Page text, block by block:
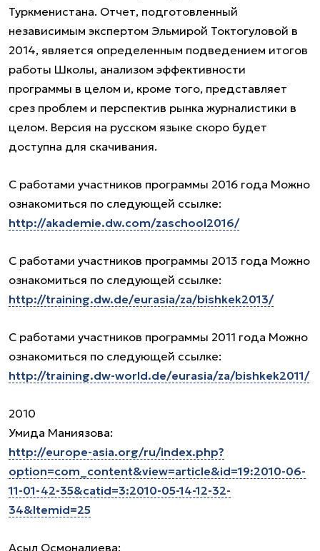
Туркменистана. Отчет, подготовленный
независимым экспертом Эльмирой Токтогуловой в
2014, является определенным подведением итогов
работы Школы, анализом эффективности
программы в целом и, кроме того, представляет
срез проблем и перспектив рынка журналистики в
целом. Версия на русском языке скоро будет
доступна для скачивания.
С работами участников программы 2016 года Можно
ознакомиться по следующей ссылке:
http://akademie.dw.com/zaschool2016/
С работами участников программы 2013 года Можно
ознакомиться по следующей ссылке:
http://training.dw.de/eurasia/za/bishkek2013/
С работами участников программы 2011 года Можно
ознакомиться по следующей ссылке:
http://training.dw-world.de/eurasia/za/bishkek2011/
2010
Умида Маниязова:
http://europe-asia.org/ru/index.php?
option=com_content&view=article&id=19:2010-06-
11-01-42-35&catid=3:2010-05-14-12-32-
34&Itemid=25
Асыл Осмоналиева: